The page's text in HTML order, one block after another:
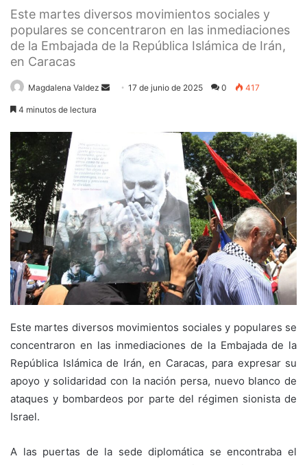
Este martes diversos movimientos sociales y
populares se concentraron en las inmediaciones
de la Embajada de la República Islámica de Irán,
en Caracas
Magdalena Valdez
Send17 de junio de 2025 0 417
4 minutos de lectura
Este martes diversos movimientos sociales y populares se
concentraron en las inmediaciones de la Embajada de la
República Islámica de Irán, en Caracas, para expresar su
apoyo y solidaridad con la nación persa, nuevo blanco de
ataques y bombardeos por parte del régimen sionista de
Israel.
A las puertas de la sede diplomática se encontraba el